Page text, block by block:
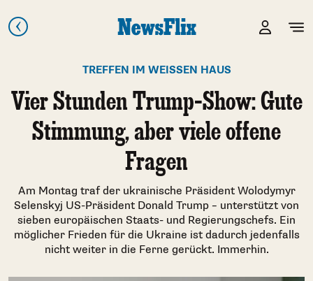
TREFFEN IM WEISSEN HAUS
Vier Stunden Trump-Show: Gute
Stimmung, aber viele offene
Fragen
Am Montag traf der ukrainische Präsident Wolodymyr
Selenskyj US-Präsident Donald Trump – unterstützt von
sieben europäischen Staats- und Regierungschefs. Ein
möglicher Frieden für die Ukraine ist dadurch jedenfalls
nicht weiter in die Ferne gerückt. Immerhin.